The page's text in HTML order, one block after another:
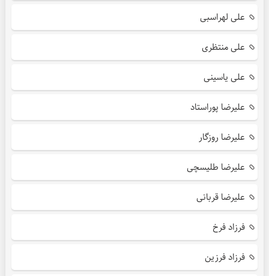
علی لهراسبی
علی منتظری
علی یاسینی
علیرضا پوراستاد
علیرضا روزگار
علیرضا طلیسچی
علیرضا قربانی
فرزاد فرخ
فرزاد فرزین